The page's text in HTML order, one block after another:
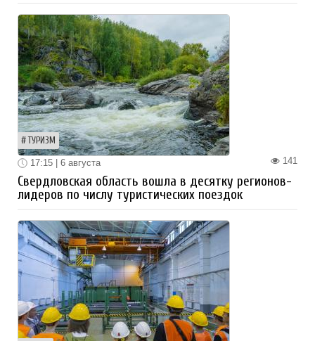
ТУРИЗМ
141
17:15 | 6 августа
Свердловская область вошла в десятку регионов-
лидеров по числу туристических поездок